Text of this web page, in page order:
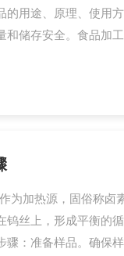
的用途、原理、使用
和储存安全。食品加
为加热源，固俗称
钨丝上，形成平衡的
骤：准备样品。确保